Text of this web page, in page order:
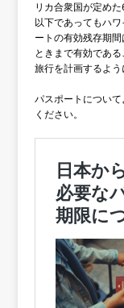
リカ合衆国が定め
以下であってもハ
ートの有効残存期
ときまで有効であ
旅行を計画するよう
パスポートについ
ください。